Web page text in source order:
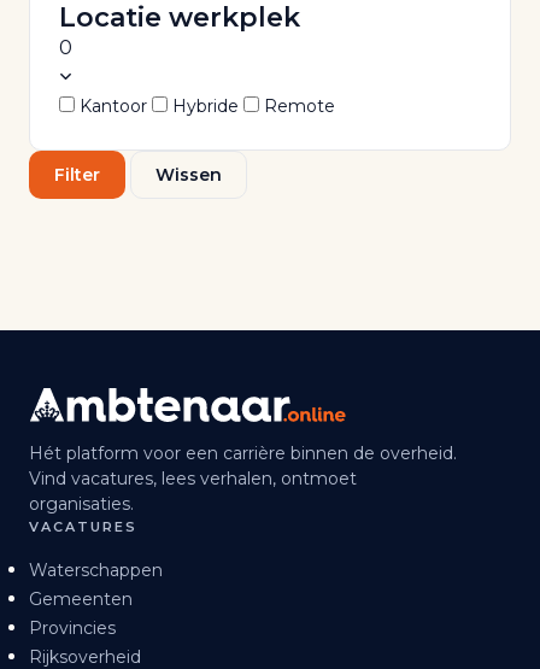
Locatie werkplek
0
Kantoor Hybride Remote
Filter Wissen
Hét platform voor een carrière binnen de overheid.
Vind vacatures, lees verhalen, ontmoet
organisaties.
VACATURES
Waterschappen
Gemeenten
Provincies
Rijksoverheid